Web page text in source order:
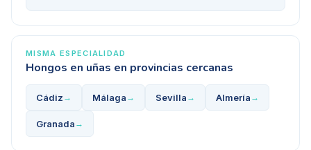
MISMA ESPECIALIDAD
Hongos en uñas en provincias cercanas
Cádiz → Málaga → Sevilla → Almería →
Granada →